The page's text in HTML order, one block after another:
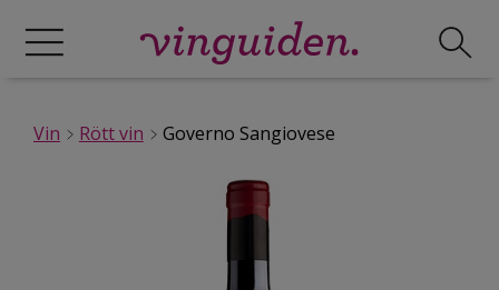
Vin Rött vin Governo Sangiovese